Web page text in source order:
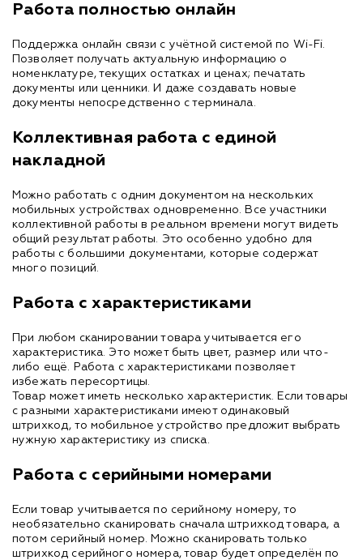
Работа полностью онлайн
Поддержка онлайн связи с учётной системой по Wi-Fi.
Позволяет получать актуальную информацию о
номенклатуре, текущих остатках и ценах; печатать
документы или ценники. И даже создавать новые
документы непосредственно с терминала.
Коллективная работа с единой
накладной
Можно работать с одним документом на нескольких
мобильных устройствах одновременно. Все участники
коллективной работы в реальном времени могут видеть
общий результат работы. Это особенно удобно для
работы с большими документами, которые содержат
много позиций.
Работа с характеристиками
При любом сканировании товара учитывается его
характеристика. Это может быть цвет, размер или что-
либо ещё. Работа с характеристиками позволяет
избежать пересортицы.
Товар может иметь несколько характеристик. Если товары
с разными характеристиками имеют одинаковый
штрихкод, то мобильное устройство предложит выбрать
нужную характеристику из списка.
Работа с серийными номерами
Если товар учитывается по серийному номеру, то
необязательно сканировать сначала штрихкод товара, а
потом серийный номер. Можно сканировать только
штрихкод серийного номера, товар будет определён по